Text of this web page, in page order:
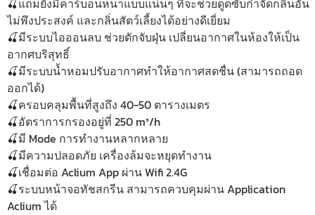
ไม่พึงประสงค์ และกลิ่นสัตว์เลี้ยงได้อย่างดีเยี่ยม
🍒มีระบบไอออนลบ ช่วยดักจับฝุ่น เปลี่ยนอากาศในห้องให้เป็น
อากศบริสุทธิ์
🍒มีระบบน้ำหอมปรับอากาศทำให้อากาศสดชื่น (สามารถถอด
ออกได้)
🍒ครอบคลุมพื้นที่สูงถึง 40-50 ตารางเมตร
🍒อัตราการกรองอยู่ที่ 250 m³/h
🍒มี Mode การทำงานหลากหลาย
🍒มีความปลอดภัย เครื่องล้มจะหยุดทำงาน
🍒เชื่อมต่อ Aclium App ผ่าน Wifi 2.4G
🍒ระบบหน้าจอทัชสกรีน สามารถควบคุมผ่าน Application
Aclium ได้